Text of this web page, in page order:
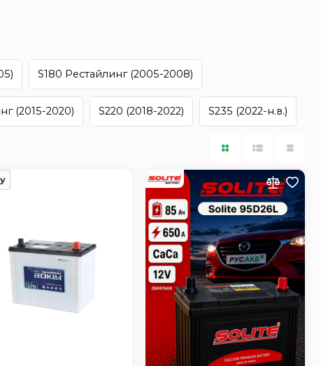
S180 Рестайлинг (2005-2008)
(2015-2020) S220 (2018-2022) S235 (2022-н.в.)